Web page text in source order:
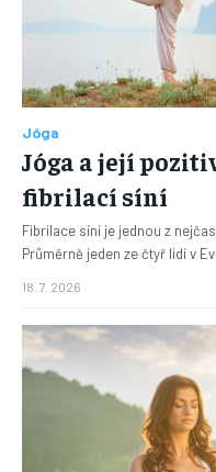
Jóga
Jóga a její
fibrilací síní
Fibrilace síní je jednou z
Průměrně jeden ze čtyř lidí v
18. 7. 2026